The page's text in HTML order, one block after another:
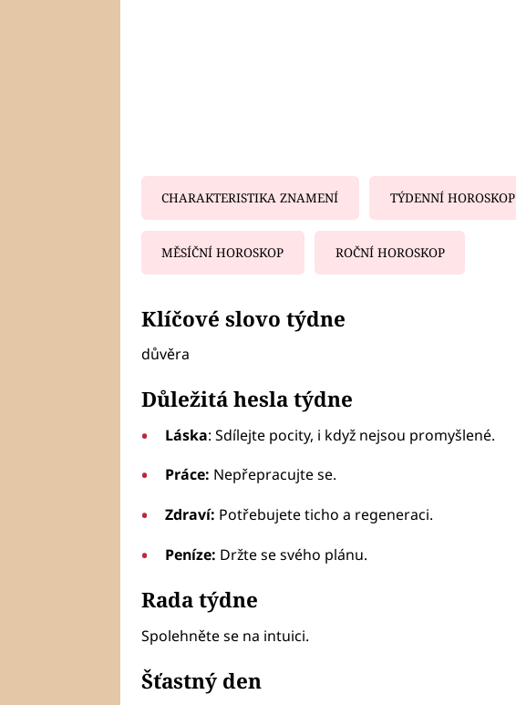
CHARAKTERISTIKA ZNAMENÍ TÝDENNÍ HOROSKOP
MĚSÍČNÍ HOROSKOP ROČNÍ HOROSKOP
Klíčové slovo týdne
důvěra
Důležitá hesla týdne
Láska: Sdílejte pocity, i když nejsou promyšlené.
Práce: Nepřepracujte se.
Zdraví: Potřebujete ticho a regeneraci.
Peníze: Držte se svého plánu.
Rada týdne
Spolehněte se na intuici.
Šťastný den